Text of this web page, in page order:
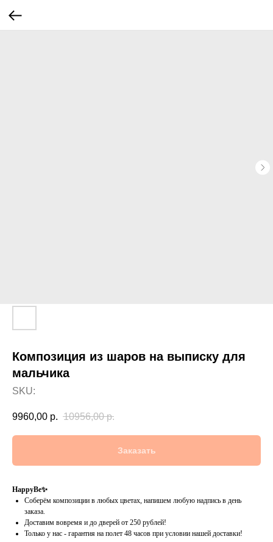
Композиция из шаров на выписку для
мальчика
SKU:
9960,00 р. 10956,00 р.
Заказать
HappyBe✨
Соберём композиции в любых цветах, напишем любую надпись в день
заказа.
Доставим вовремя и до дверей от 250 рублей!
Только у нас - гарантия на полет 48 часов при условии нашей доставки!